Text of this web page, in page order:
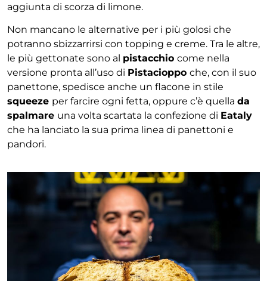
aggiunta di scorza di limone.
Non mancano le alternative per i più golosi che
potranno sbizzarrirsi con topping e creme. Tra le altre,
le più gettonate sono al pistacchio come nella
versione pronta all’uso di Pistacioppo che, con il suo
panettone, spedisce anche un flacone in stile
squeeze per farcire ogni fetta, oppure c’è quella da
spalmare una volta scartata la confezione di Eataly
che ha lanciato la sua prima linea di panettoni e
pandori.